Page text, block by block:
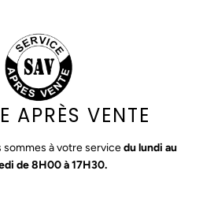
APRÈS VENTE
sommes à votre servicedu lundi au
de 8H00 à 17H30.